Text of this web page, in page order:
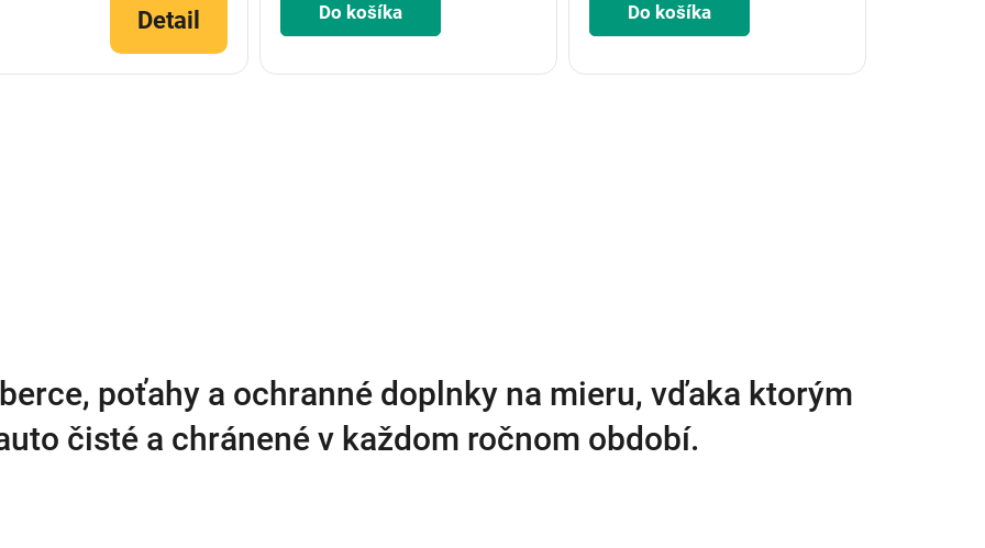
Detail Do košíka Do košíka
v
ý
p
poťahy a ochranné doplnky na mieru, vďaka ktorým
čisté a chránené v každom ročnom období.